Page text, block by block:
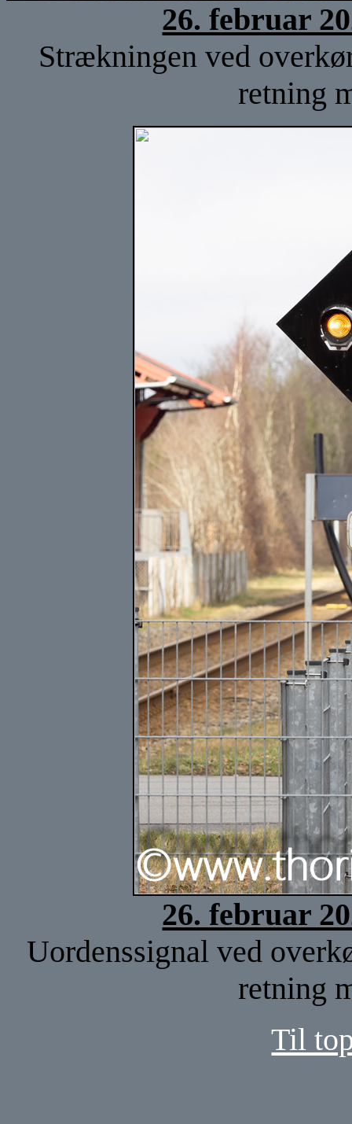
26. februar
Strækningen ved
retning
26. februar
Uordenssignal ved
retning
Til